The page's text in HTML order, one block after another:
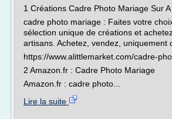
1 Créations Cadre Photo Mariage Sur
cadre photo mariage : Faites votre
sélection unique de créations et
artisans. Achetez, vendez, uniquement
https://www.alittlemarket.com/cadre-
2 Amazon.fr : Cadre Photo Mariage
Amazon.fr : cadre photo...
Lire la suite